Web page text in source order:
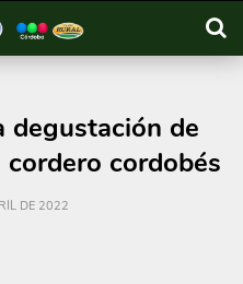
degustación de
cordobés
DE 2022